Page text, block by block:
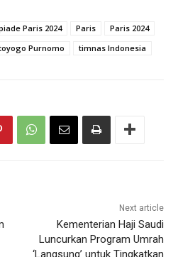
Paris 2024 Paris
Paris 2024
Purnomo timnas Indonesia
Next article
Kementerian Haji Saudi
Luncurkan Program Umrah
‘Langsung’ untuk Tingkatkan